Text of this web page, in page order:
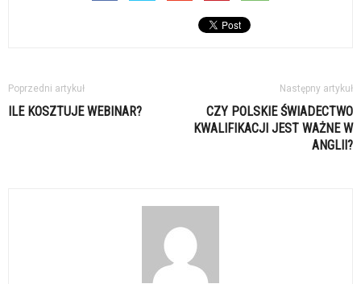
Poprzedni artykuł
ILE KOSZTUJE WEBINAR?
Następny artykuł
CZY POLSKIE ŚWIADECTWO
KWALIFIKACJI JEST WAŻNE W
ANGLII?